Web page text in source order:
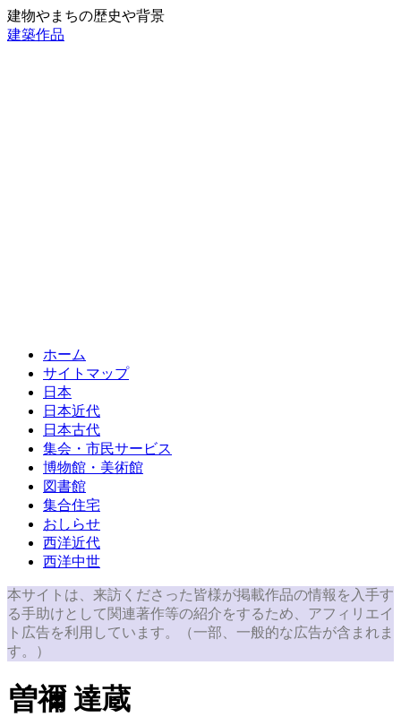
建物やまちの歴史や背景
建築作品
ホーム
サイトマップ
日本
日本近代
日本古代
集会・市民サービス
博物館・美術館
図書館
集合住宅
おしらせ
西洋近代
西洋中世
本サイトは、来訪くださった皆様が掲載作品の情報を入手す
る手助けとして関連著作等の紹介をするため、アフィリエイ
ト広告を利用しています。（一部、一般的な広告が含まれま
す。）
曽禰 達蔵